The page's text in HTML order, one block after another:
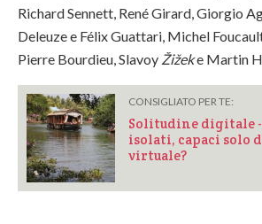
Richard Sennett, René Girard, Giorgio
Deleuze e Félix Guattari, Michel
Pierre Bourdieu, Slavoy Žižeke Martin
CONSIGLIATO PER TE:
Solitudine digitale
isolati, capaci solo
virtuale?